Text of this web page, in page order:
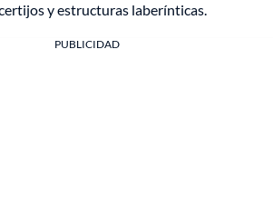
y estructuras laberínticas.
PUBLICIDAD